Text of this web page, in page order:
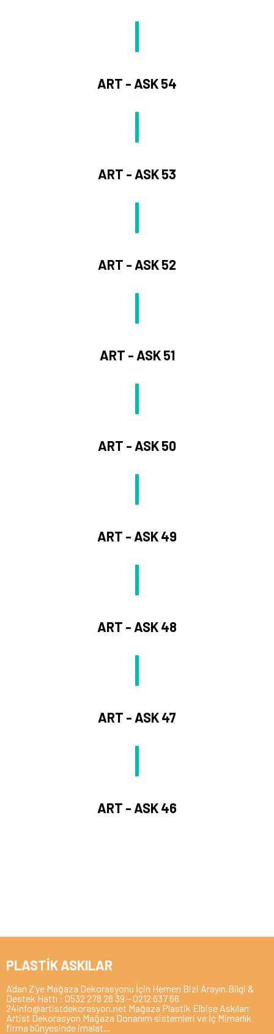
ART - ASK 54
ART - ASK 53
ART - ASK 52
ART - ASK 51
ART - ASK 50
ART - ASK 49
ART - ASK 48
ART - ASK 47
ART - ASK 46
PLASTİK ASKILAR
A’dan Z’ye Mağaza Dekorasyonu İçin Hemen Bizi Arayın.Bilgi &
Destek Hattı : 0532 278 28 39 – 0212 637 66
24info@artistdekorasyon.net Mağaza Plastik Elbise Askıları
Artist Dekorasyon Mağaza Donanım sistemleri ve İç Mimarlık
firma bünyesinde imalat